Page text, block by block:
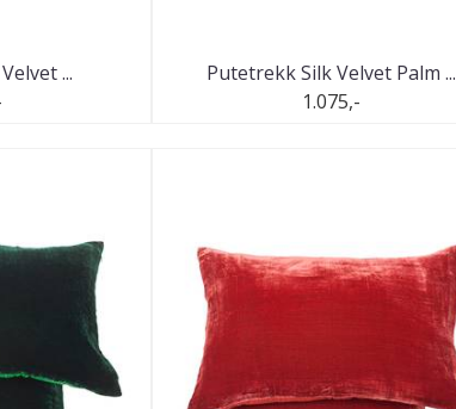
...
Putetrekk Silk Velvet Palm ...
1.075,-